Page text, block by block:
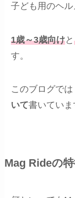
子ども用のヘル
1歳～3歳向けと
す。
このブログでは
いて書いていま
Mag Rideの